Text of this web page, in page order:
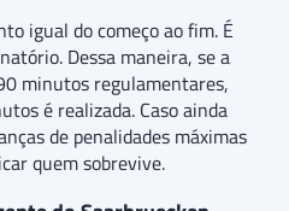
igual do começo ao fim. É
Dessa maneira, se a
minutos regulamentares,
é realizada. Caso ainda
de penalidades máximas
quem sobrevive.